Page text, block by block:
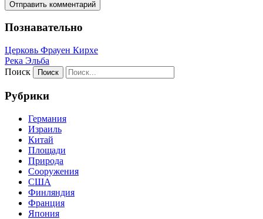
Познавательно
Церковь Фрауен Кирхе
Река Эльба
Поиск
Рубрики
Германия
Израиль
Китай
Площади
Природа
Сооружения
США
Финляндия
Франция
Япония